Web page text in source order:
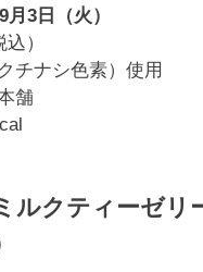
3日（火）
）
チナシ色素）使用
舗
ルクティーゼリ